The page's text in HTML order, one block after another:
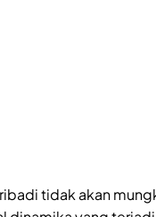
tidak akan